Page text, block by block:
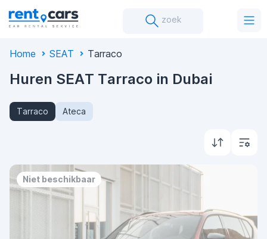
zoek
Home SEAT Tarraco
Huren SEAT Tarraco in Dubai
Tarraco Ateca
Niet beschikbaar